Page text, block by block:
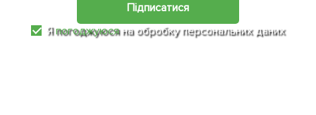
Підписатися
Япогоджуюся на обробку персональних даних